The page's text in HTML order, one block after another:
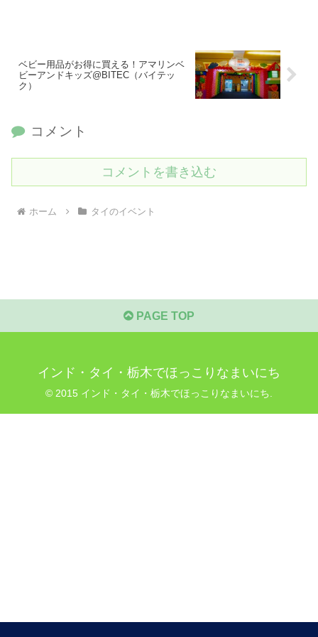
ベビー用品がお得に買える！アマリンベ
ビーアンドキッズ@BITEC（バイテッ
ク）
コメント
コメントを書き込む
ホーム タイのイベント
PAGE TOP
インド・タイ・栃木でほっこりなまいにち
© 2015 インド・タイ・栃木でほっこりなまいにち.